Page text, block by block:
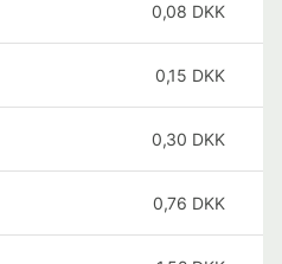
0,08 DKK
0,15 DKK
0,30 DKK
0,76 DKK